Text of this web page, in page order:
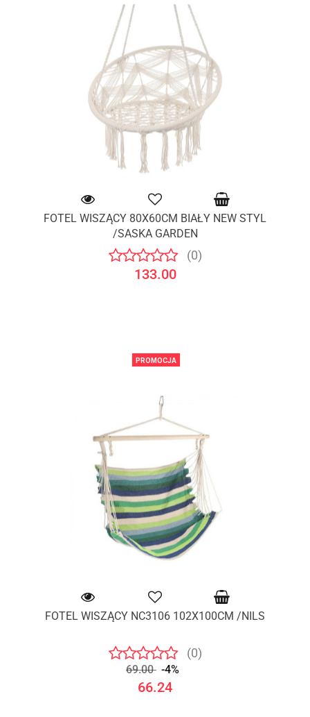
FOTEL WISZĄCY 80X60CM BIAŁY NEW STYL
/SASKA GARDEN
(0)
133.00
PROMOCJA
FOTEL WISZĄCY NC3106 102X100CM /NILS
(0)
69.00 -4%
66.24